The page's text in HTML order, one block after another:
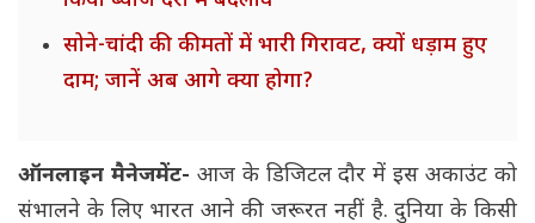
सोने-चांदी की कीमतों में भारी गिरावट, क्यों धड़ाम हुए
दाम; जानें अब आगे क्या होगा?
ऑनलाइन मैनेजमेंट- आज के डिजिटल दौर में इस अकाउंट को
संभालने के लिए भारत आने की जरूरत नहीं है. दुनिया के किसी